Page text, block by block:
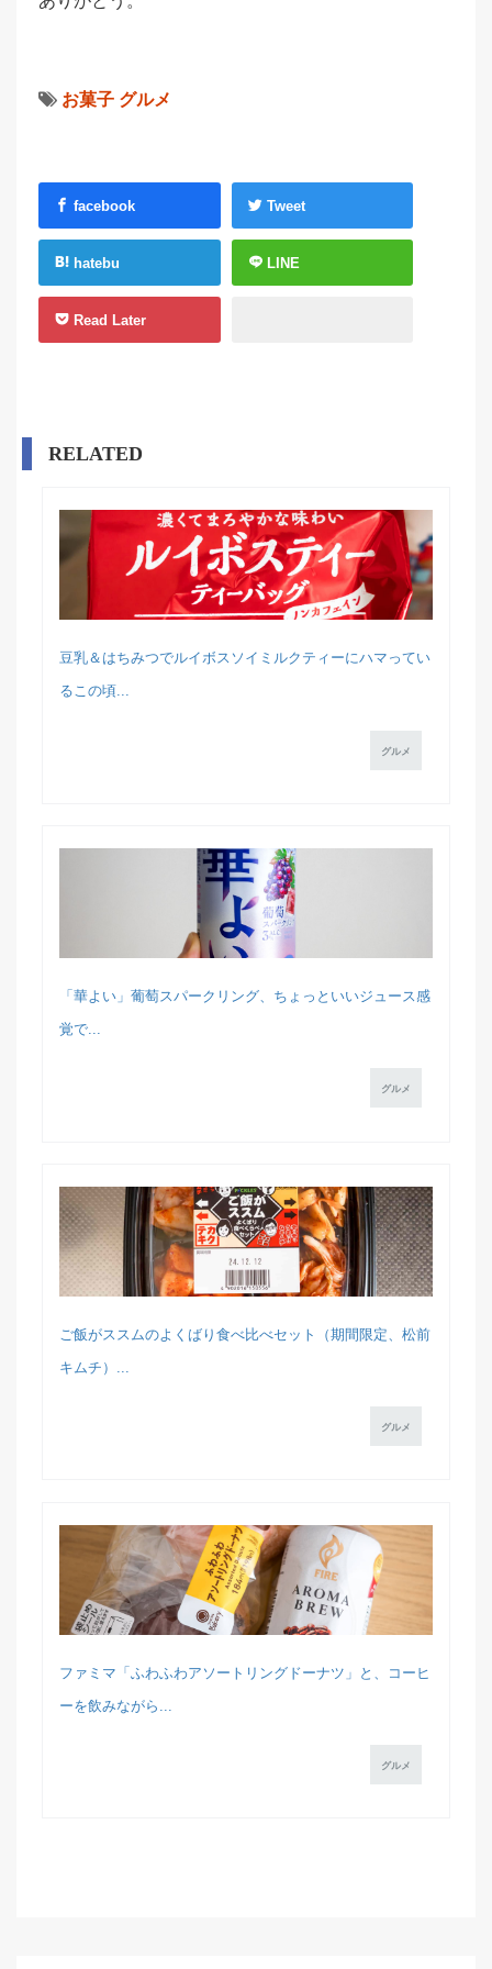
お菓子 グルメ
facebook Tweet
hatebu LINE
Read Later
RELATED
豆乳＆はちみつでルイボスソイミルクティーにハマってい
るこの頃...
グルメ
「華よい」葡萄スパークリング、ちょっといいジュース感
覚で...
グルメ
ご飯がススムのよくばり食べ比べセット（期間限定、松前
キムチ）...
グルメ
ファミマ「ふわふわアソートリングドーナツ」と、コーヒ
ーを飲みながら...
グルメ